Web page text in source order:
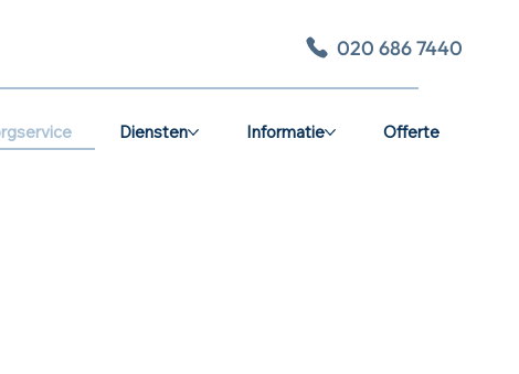
Diensten Informatie Offerte
020 686 7440